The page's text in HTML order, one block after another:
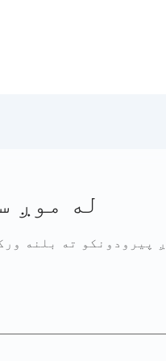
له موږ